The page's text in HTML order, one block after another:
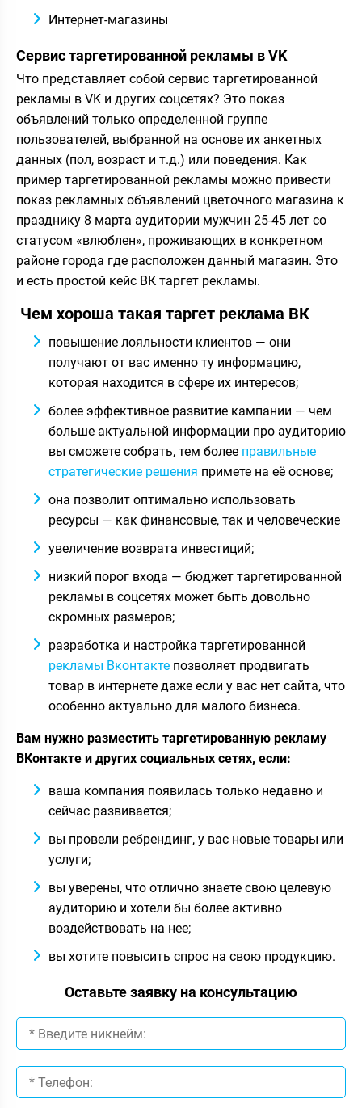
Интернет-магазины
Сервис таргетированной рекламы в VK
Что представляет собой сервис таргетированной
рекламы в VK и других соцсетях? Это показ
объявлений только определенной группе
пользователей, выбранной на основе их анкетных
данных (пол, возраст и т.д.) или поведения. Как
пример таргетированной рекламы можно привести
показ рекламных объявлений цветочного магазина к
празднику 8 марта аудитории мужчин 25-45 лет со
статусом «влюблен», проживающих в конкретном
районе города где расположен данный магазин. Это
и есть простой кейс ВК таргет рекламы.
Чем хороша такая таргет реклама ВК
повышение лояльности клиентов — они
получают от вас именно ту информацию,
которая находится в сфере их интересов;
более эффективное развитие кампании — чем
больше актуальной информации про аудиторию
вы сможете собрать, тем более правильные
стратегические решения примете на её основе;
она позволит оптимально использовать
ресурсы — как финансовые, так и человеческие
увеличение возврата инвестиций;
низкий порог входа — бюджет таргетированной
рекламы в соцсетях может быть довольно
скромных размеров;
разработка и настройка таргетированной
рекламы Вконтакте позволяет продвигать
товар в интернете даже если у вас нет сайта, что
особенно актуально для малого бизнеса.
Вам нужно разместить таргетированную рекламу
ВКонтакте и других социальных сетях, если:
ваша компания появилась только недавно и
сейчас развивается;
вы провели ребрендинг, у вас новые товары или
услуги;
вы уверены, что отлично знаете свою целевую
аудиторию и хотели бы более активно
воздействовать на нее;
вы хотите повысить спрос на свою продукцию.
Оставьте заявку на консультацию